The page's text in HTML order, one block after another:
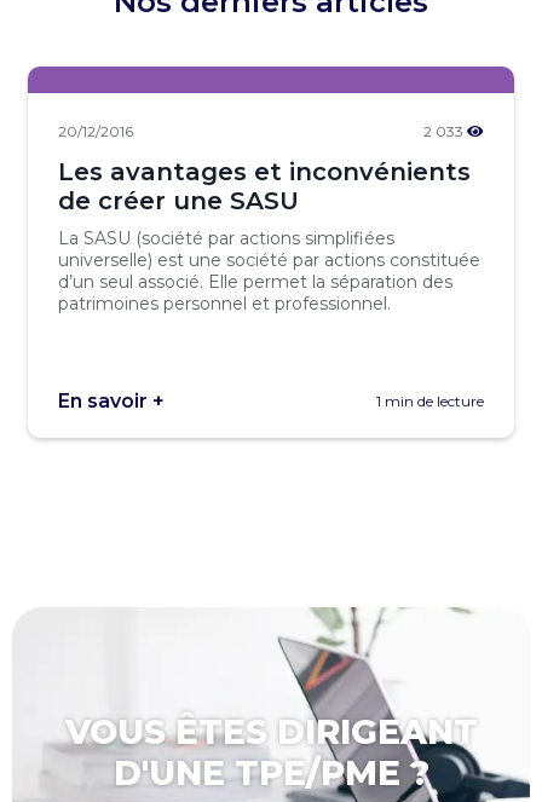
20/12/2016 2 033
Les avantages et inconvénients
de créer une SASU
La SASU (société par actions simplifiées
universelle) est une société par actions constituée
d’un seul associé. Elle permet la séparation des
patrimoines personnel et professionnel.
En savoir + 1 min de lecture
VOUS ÊTES DIRIGEANT
D'UNE TPE/PME ?